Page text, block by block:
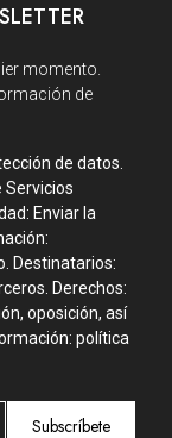
momento.
de
de datos.
Servicios
Enviar la
Destinatarios:
Derechos:
oposición, así
política
Subscríbete